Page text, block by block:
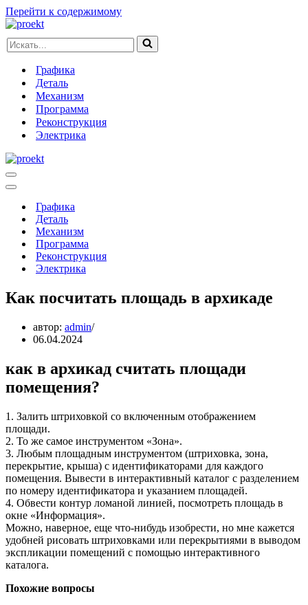
Перейти к содержимому
Искать...
Графика
Деталь
Механизм
Программа
Реконструкция
Электрика
Меню
навигации
Меню
навигацииГрафика
Деталь
Механизм
Программа
Реконструкция
Электрика
Как посчитать площадь в архикаде
автор: admin
06.04.2024
как в архикад считать площади
помещения?
1. Залить штриховкой со включенным отображением
площади.
2. То же самое инструментом «Зона».
3. Любым площадным инструментом (штриховка, зона,
перекрытие, крыша) с идентификаторами для каждого
помещения. Вывести в интерактивный каталог с разделением
по номеру идентификатора и указанием площадей.
4. Обвести контур ломаной линией, посмотреть площадь в
окне «Информация».
Можно, наверное, еще что-нибудь изобрести, но мне кажется
удобней рисовать штриховками или перекрытиями в выводом
экспликации помещений с помощью интерактивного
каталога.
Похожие вопросы